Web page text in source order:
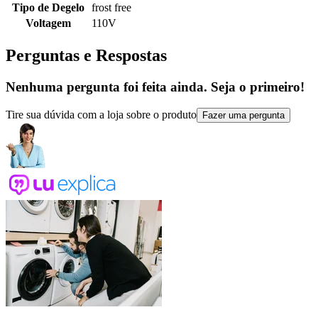
Tipo de Degelo frost free
Voltagem
110V
Perguntas e Respostas
Nenhuma pergunta foi feita ainda. Seja o primeiro!
Tire sua dúvida com a loja sobre o produto Fazer uma pergunta